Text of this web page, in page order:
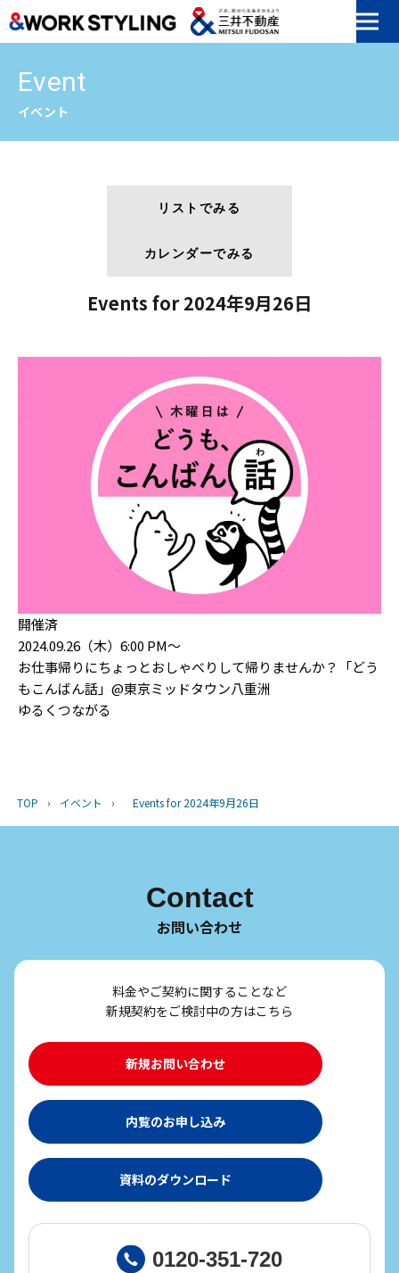
Event
イベント
リストでみる
カレンダーでみる
Events for 2024年9月26日
開催済
2024.09.26（木）6:00 PM〜
お仕事帰りにちょっとおしゃべりして帰りませんか？「どう
もこんばん話」@東京ミッドタウン八重洲
ゆるくつながる
TOP › イベント › Events for 2024年9月26日
Contact
お問い合わせ
料金やご契約に関することなど
新規契約をご検討中の方はこちら
新規お問い合わせ
内覧のお申し込み
資料のダウンロード
0120-351-720